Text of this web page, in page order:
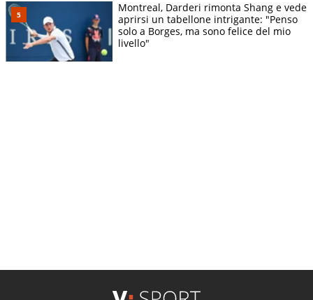
Montreal, Darderi rimonta Shang e vede
aprirsi un tabellone intrigante: "Penso
solo a Borges, ma sono felice del mio
livello"